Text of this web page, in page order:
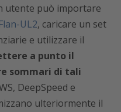
utente può importare
Flan-UL2, caricare un set
e utilizzare il
a punto il
sommari di tali
DeepSpeed e
ulteriormente il